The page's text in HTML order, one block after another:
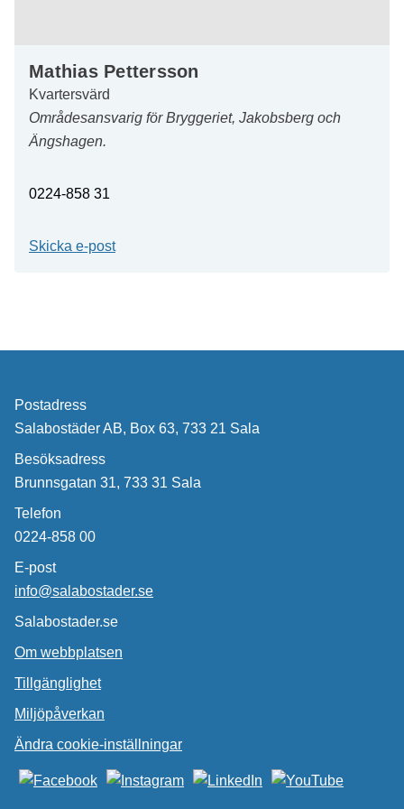
Mathias Pettersson
Kvartersvärd
Områdesansvarig för Bryggeriet, Jakobsberg och
Ängshagen.
0224-858 31
Skicka e-post
Postadress
Salabostäder AB, Box 63, 733 21 Sala
Besöksadress
Brunnsgatan 31, 733 31 Sala
Telefon
0224-858 00
E-post
info@salabostader.se
Salabostader.se
Om webbplatsen
Tillgänglighet
Miljöpåverkan
Ändra cookie-inställningar